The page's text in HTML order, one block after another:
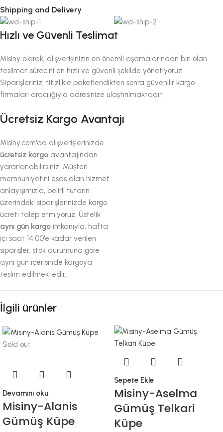
Shipping and Delivery
Hızlı ve Güvenli Teslimat
Misiny olarak, alışverişinizin en önemli aşamalarından biri olan
teslimat sürecini en hızlı ve güvenli şekilde yönetiyoruz.
Siparişleriniz, titizlikle paketlendikten sonra güvenilir kargo
firmaları aracılığıyla adresinize ulaştırılmaktadır.
Ücretsiz Kargo Avantajı
Misiny.com'da alışverişlerinizde
ücretsiz kargo avantajından
yararlanabilirsiniz. Müşteri
memnuniyetini esas alan hizmet
anlayışımızla, belirli tutarın
üzerindeki siparişlerinizde kargo
ücreti talep etmiyoruz. Üstelik
aynı gün kargo imkanıyla, hafta
içi saat 14:00'e kadar verilen
siparişler, stok durumuna göre
aynı gün içerisinde kargoya
teslim edilmektedir.
İlgili ürünler
Sold out
Devamını oku
Misiny-Alanis
Gümüş Küpe
Sepete Ekle
Misiny-Aselma
Gümüş Telkari
Küpe